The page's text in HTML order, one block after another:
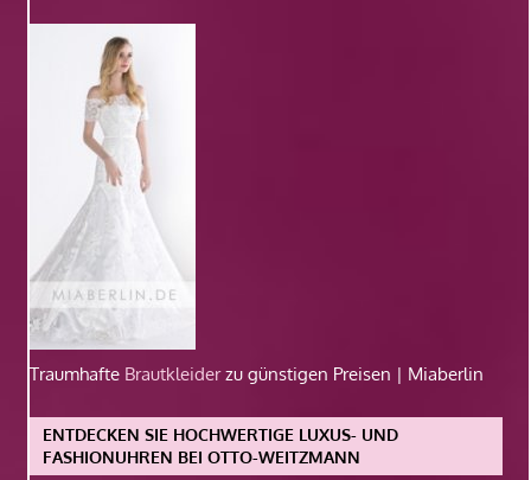
Traumhafte Brautkleiderzu günstigen Preisen | Miaberlin
ENTDECKEN SIE HOCHWERTIGE LUXUS- UND
FASHIONUHREN BEI OTTO-WEITZMANN